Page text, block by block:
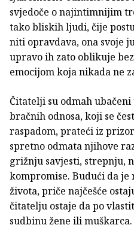
svjedoče o najintimnijim
tako bliskih ljudi, čije
niti opravdava, ona svoje
upravo ih zato oblikuje
emocijom koja nikada ne
Čitatelji su odmah
bračnih odnosa, koji se
raspadom, prateći iz
spretno odmata njihove
grižnju savjesti, strepnju,
kompromise. Budući da
života, priče najčešće
čitatelju ostaje da po
sudbinu žene ili muškarca.